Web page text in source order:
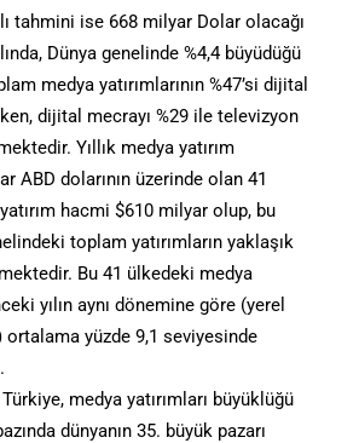
tahmini ise 668 milyar Dolar olacağı
Dünya genelinde %4,4 büyüdüğü
medya yatırımlarının %47’si dijital
dijital mecrayı %29 ile televizyon
Yıllık medya yatırım
ABD dolarının üzerinde olan 41
hacmi $610 milyar olup, bu
toplam yatırımların yaklaşık
Bu 41 ülkedeki medya
yılın aynı dönemine göre (yerel
yüzde 9,1 seviyesinde
medya yatırımları büyüklüğü
dünyanın 35. büyük pazarı